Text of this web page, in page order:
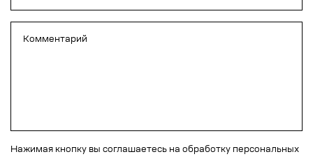
Нажимая кнопку вы соглашаетесь на обработку персональных